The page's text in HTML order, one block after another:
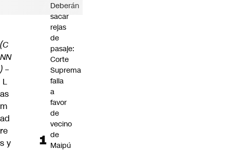
(C
NN
) –
L
as
m
ad
re
s y
Deberán
sacar
rejas
de
pasaje:
Corte
Suprema
falla
a
favor
de
vecino
de
Maipú